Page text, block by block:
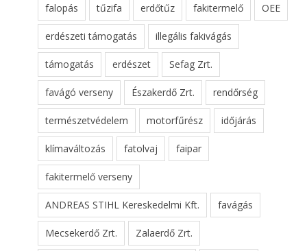
falopás tűzifa erdőtűz fakitermelő OEE
erdészeti támogatás illegális fakivágás
támogatás erdészet Sefag Zrt.
favágó verseny Északerdő Zrt. rendőrség
természetvédelem motorfűrész időjárás
klímaváltozás fatolvaj faipar
fakitermelő verseny
ANDREAS STIHL Kereskedelmi Kft. favágás
Mecsekerdő Zrt. Zalaerdő Zrt.